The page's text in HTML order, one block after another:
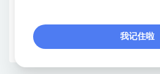
链接
我记住啦